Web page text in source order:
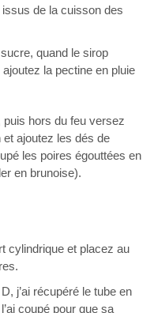
de la cuisson des
quand le sirop
la pectine en pluie
puis hors du feu versez
ajoutez les dés de
les poires égouttées en
en brunoise).
cylindrique et placez au
j’ai récupéré le tube en
coupé pour que sa